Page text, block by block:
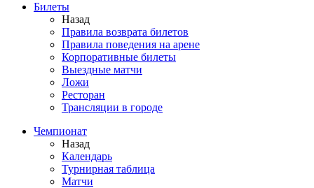
Билеты
Назад
Правила возврата билетов
Правила поведения на арене
Корпоративные билеты
Выездные матчи
Ложи
Ресторан
Трансляции в городе
Чемпионат
Назад
Календарь
Турнирная таблица
Матчи